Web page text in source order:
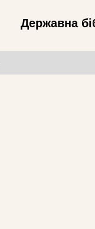
Державна